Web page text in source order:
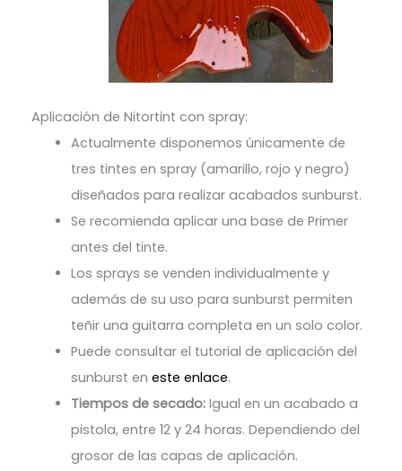
Aplicación de Nitortint con spray:
Actualmente disponemos únicamente de
tres tintes en spray (amarillo, rojo y negro)
diseñados para realizar acabados sunburst.
Se recomienda aplicar una base de Primer
antes del tinte.
Los sprays se venden individualmente y
además de su uso para sunburst permiten
teñir una guitarra completa en un solo color.
Puede consultar el tutorial de aplicación del
sunburst en este enlace.
Tiempos de secado: Igual en un acabado a
pistola, entre 12 y 24 horas. Dependiendo del
grosor de las capas de aplicación.